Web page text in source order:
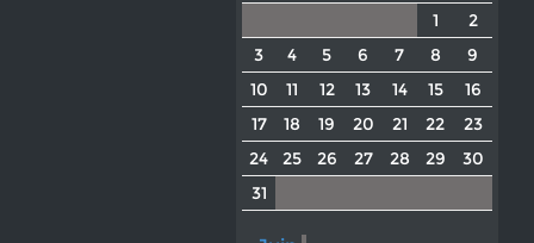
1
2
3
4 5 6 7 8
9
10
11 12 13 14 15
16
17
18 19 20 21 22
23
24
25 26 27 28 29
30
31